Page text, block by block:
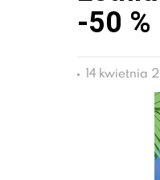
-50 %
14 kwietnia